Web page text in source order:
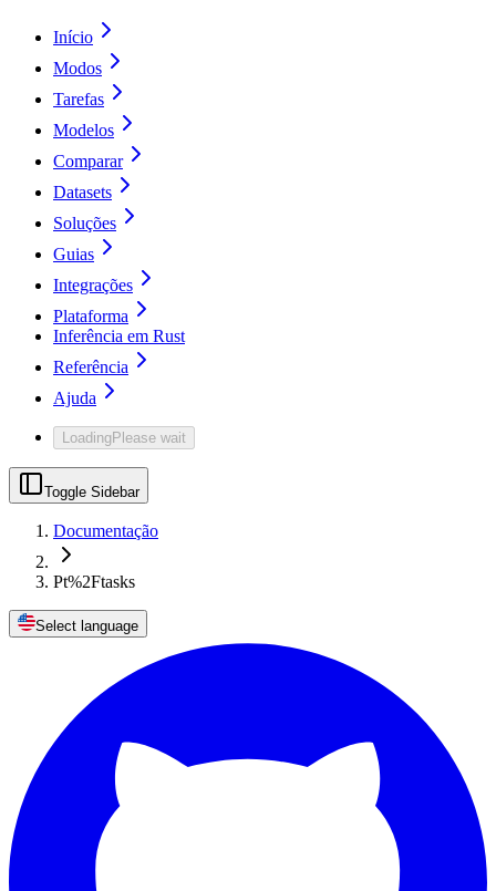
Início
Modos
Tarefas
Modelos
Comparar
Datasets
Soluções
Guias
Integrações
Plataforma
Inferência em Rust
Referência
Ajuda
LoadingPlease wait
Toggle Sidebar
Documentação
Pt%2Ftasks
Select language